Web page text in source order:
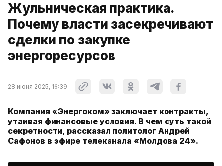
Жульническая практика.
Почему власти засекречивают
сделки по закупке
энергоресурсов
28 июня 2025, 16:39
Компания «Энергоком» заключает контракты,
утаивая финансовые условия. В чем суть такой
секретности, рассказал политолог Андрей
Сафонов в эфире телеканала «Молдова 24».